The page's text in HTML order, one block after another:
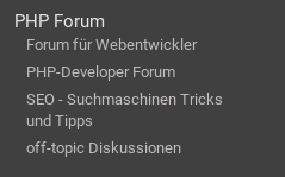
PHP Forum
Forum für Webentwickler
PHP-Developer Forum
SEO - Suchmaschinen Tricks
und Tipps
off-topic Diskussionen